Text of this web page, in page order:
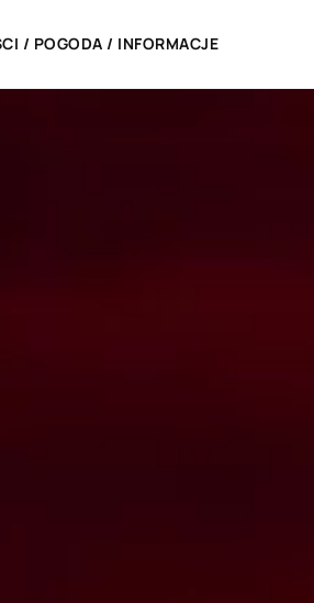
/ POGODA / INFORMACJE